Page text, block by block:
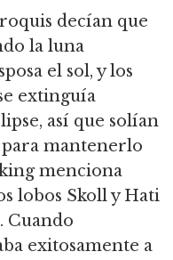
decían que
la luna
el sol, y los
extinguía
así que solían
mantenerlo
menciona
lobos Skoll y Hati
Cuando
exitosamente a